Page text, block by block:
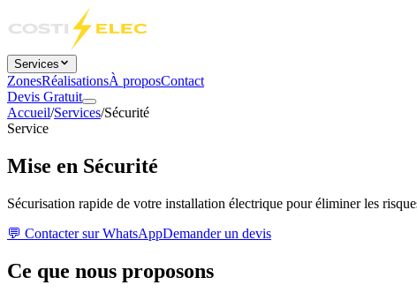
Services
ZonesRéalisationsÀ proposContact
Devis Gratuit
Accueil/Services/Sécurité
Service
Mise en Sécurité
Sécurisation rapide de votre installation électrique pour éliminer les
💬 Contacter sur WhatsAppDemander un devis
Ce que nous proposons